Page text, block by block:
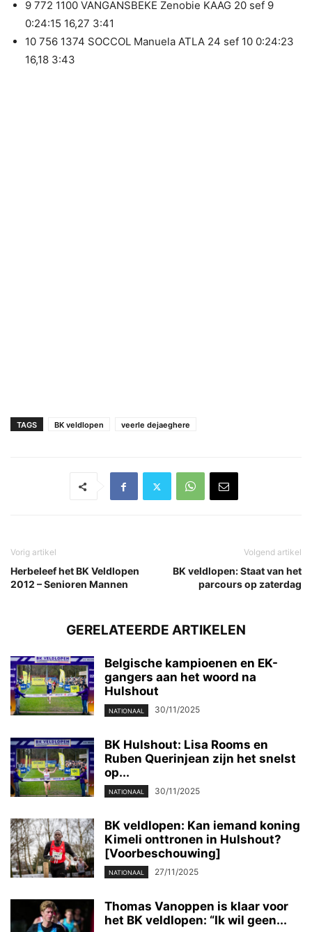
9 772 1100 VANGANSBEKE Zenobie KAAG 20 sef 9
0:24:15 16,27 3:41
10 756 1374 SOCCOL Manuela ATLA 24 sef 10 0:24:23
16,18 3:43
TAGS BK veldlopen veerle dejaeghere
Vorig artikel
Herbeleef het BK Veldlopen
2012 – Senioren Mannen
Volgend artikel
BK veldlopen: Staat van het
parcours op zaterdag
GERELATEERDE ARTIKELEN
Belgische kampioenen en EK-
gangers aan het woord na
Hulshout
NATIONAAL 30/11/2025
BK Hulshout: Lisa Rooms en
Ruben Querinjean zijn het snelst
op...
NATIONAAL 30/11/2025
BK veldlopen: Kan iemand koning
Kimeli onttronen in Hulshout?
[Voorbeschouwing]
NATIONAAL 27/11/2025
Thomas Vanoppen is klaar voor
het BK veldlopen: “Ik wil geen...